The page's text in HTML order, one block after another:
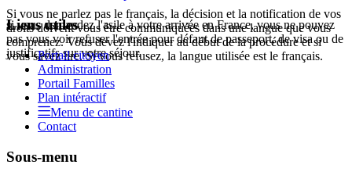
si vous demandez l'asile à votre arrivée en France, vous ne pouvez
pas vous voir refuser l'entrée pour défaut de passeport, de visa ou de
justificatifs sur votre séjour.
Si vous ne parlez pas le français, la décision et la notification de vos
droits doivent vous être communiquées dans une langue que vous
comprenez. Vous devez l'indiquer au début de la procédure et si
vous savez lire. Si vous refusez, la langue utilisée est le français.
Liens utiles
Portail citoyen
Administration
Portail Familles
Plan intéractif
Menu de cantine
Contact
Sous-menu